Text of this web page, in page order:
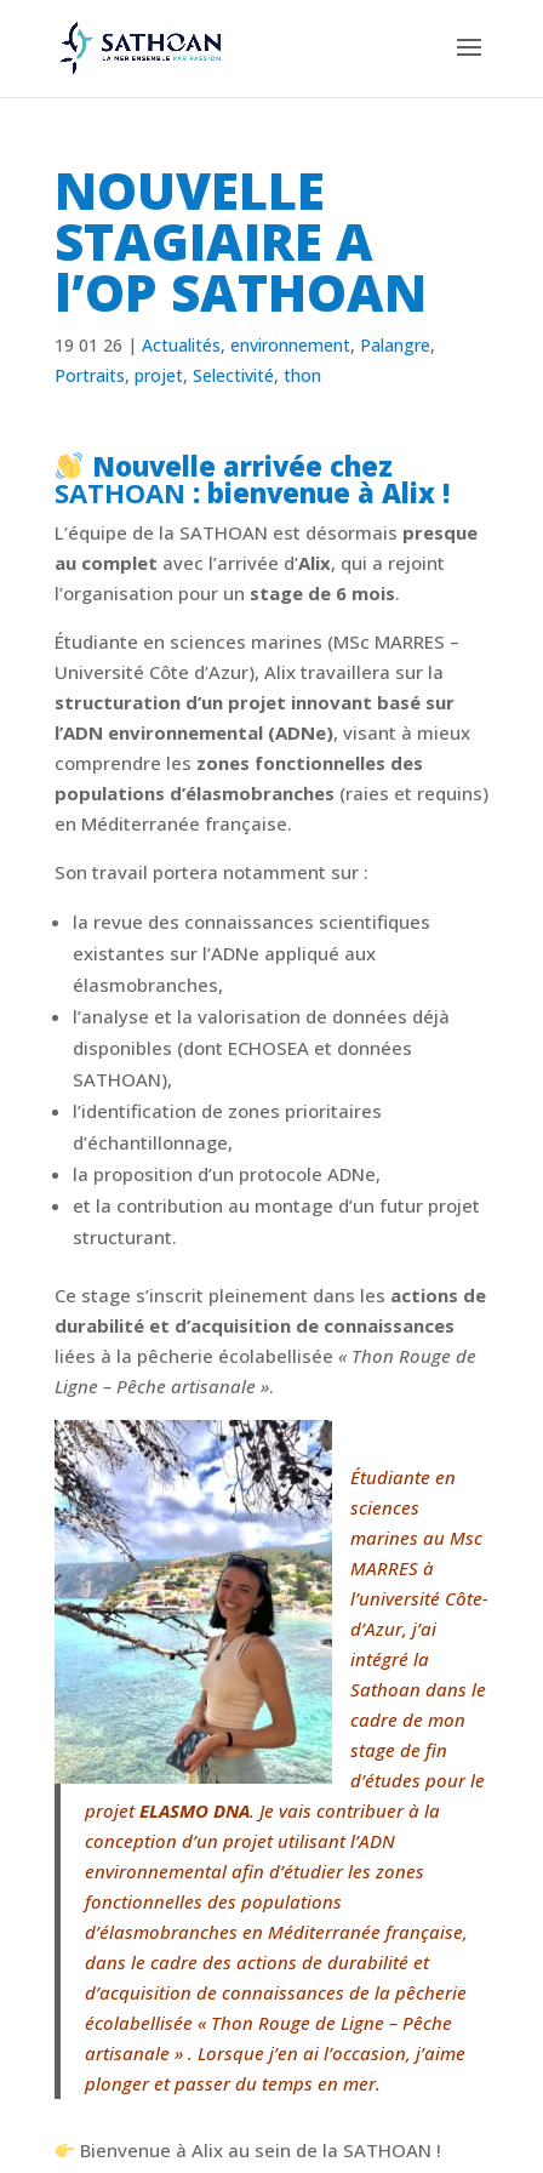
NOUVELLE
STAGIAIRE A
l’OP SATHOAN
19 01 26 | Actualités, environnement, Palangre,
Portraits, projet, Selectivité, thon
Nouvelle arrivée chez
SATHOAN : bienvenue à Alix !
L’équipe de la SATHOAN est désormais presque
au complet avec l’arrivée d’Alix, qui a rejoint
l’organisation pour un stage de 6 mois.
Étudiante en sciences marines (MSc MARRES –
Université Côte d’Azur), Alix travaillera sur la
structuration d’un projet innovant basé sur
l’ADN environnemental (ADNe), visant à mieux
comprendre les zones fonctionnelles des
populations d’élasmobranches (raies et requins)
en Méditerranée française.
Son travail portera notamment sur :
la revue des connaissances scientifiques
existantes sur l’ADNe appliqué aux
élasmobranches,
l’analyse et la valorisation de données déjà
disponibles (dont ECHOSEA et données
SATHOAN),
l’identification de zones prioritaires
d’échantillonnage,
la proposition d’un protocole ADNe,
et la contribution au montage d’un futur projet
structurant.
Ce stage s’inscrit pleinement dans les actions de
durabilité et d’acquisition de connaissances
liées à la pêcherie écolabellisée « Thon Rouge de
Ligne – Pêche artisanale ».
Étudiante en
sciences
marines au Msc
MARRES à
l’université Côte-
d’Azur, j’ai
intégré la
Sathoan dans le
cadre de mon
stage de fin
d’études pour le
projetELASMO DNA. Je vais contribuer à la
conception d’un projet utilisant l’ADN
environnemental afin d’étudier les zones
fonctionnelles des populations
d’élasmobranches en Méditerranée française,
dans le cadre des actions de durabilité et
d’acquisition de connaissances de la pêcherie
écolabellisée « Thon Rouge de Ligne – Pêche
artisanale » . Lorsque j’en ai l’occasion, j’aime
plonger et passer du temps en mer.
Bienvenue à Alix au sein de la SATHOAN !